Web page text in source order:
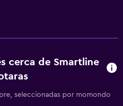
cerca de Smartline
seleccionadas por momondo